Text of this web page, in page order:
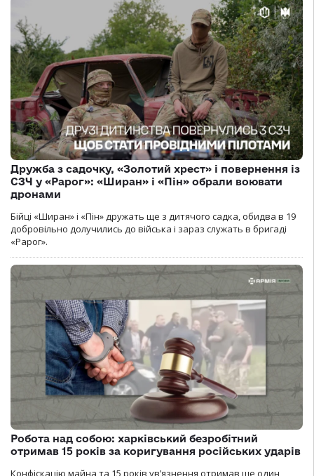
Дружба з садочку, «Золотий хрест» і повернення із
СЗЧ у «Рарог»: «Ширан» і «Пін» обрали воювати
дронами
Бійці «Ширан» і «Пін» дружать ще з дитячого садка, обидва в 19
добровільно долучились до війська і зараз служать в бригаді
«Рарог».
Робота над собою: харківський безробітний
отримав 15 років за коригування російських ударів
Конфіскацію майна та 15 років увʼязнення отримав ще один